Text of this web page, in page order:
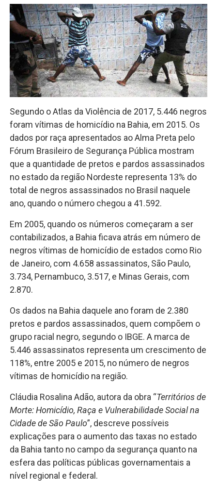
Segundo o Atlas da Violência de 2017, 5.446 negros
foram vítimas de homicídio na Bahia, em 2015. Os
dados por raça apresentados ao Alma Preta pelo
Fórum Brasileiro de Segurança Pública mostram
que a quantidade de pretos e pardos assassinados
no estado da região Nordeste representa 13% do
total de negros assassinados no Brasil naquele
ano, quando o número chegou a 41.592.
Em 2005, quando os números começaram a ser
contabilizados, a Bahia ficava atrás em número de
negros vítimas de homicídio de estados como Rio
de Janeiro, com 4.658 assassinatos, São Paulo,
3.734, Pernambuco, 3.517, e Minas Gerais, com
2.870.
Os dados na Bahia daquele ano foram de 2.380
pretos e pardos assassinados, quem compõem o
grupo racial negro, segundo o IBGE. A marca de
5.446 assassinatos representa um crescimento de
118%, entre 2005 e 2015, no número de negros
vítimas de homicídio na região.
Cláudia Rosalina Adão, autora da obra “Territórios de
Morte: Homicídio, Raça e Vulnerabilidade Social na
Cidade de São Paulo”, descreve possíveis
explicações para o aumento das taxas no estado
da Bahia tanto no campo da segurança quanto na
esfera das políticas públicas governamentais a
nível regional e federal.